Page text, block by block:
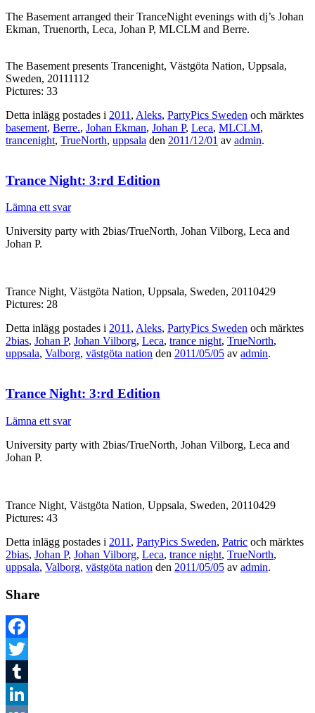
The Basement arranged their TranceNight evenings with dj’s Johan
Ekman, Truenorth, Leca, Johan P, MLCLM and Berre.
The Basement presents Trancenight, Västgöta Nation, Uppsala,
Sweden, 20111112
Pictures: 33
Detta inlägg postades i 2011 , Aleks, PartyPics Sweden och märktes
basement, Berre., Johan Ekman, Johan P, Leca, MLCLM,
trancenight, TrueNorth, uppsala den 2011/12/01 av admin.
Trance Night: 3:rd Edition
Lämna ett svar
University party with 2bias/TrueNorth, Johan Vilborg, Leca and
Johan P.
Trance Night, Västgöta Nation, Uppsala, Sweden, 20110429
Pictures: 28
Detta inlägg postades i 2011, Aleks, PartyPics Sweden och märktes
2bias, Johan P, Johan Vilborg, Leca, trance night, TrueNorth,
uppsala, Valborg, västgöta nation den 2011/05/05 av admin.
Trance Night: 3:rd Edition
Lämna ett svar
University party with 2bias/TrueNorth, Johan Vilborg, Leca and
Johan P.
Trance Night, Västgöta Nation, Uppsala, Sweden, 20110429
Pictures: 43
Detta inlägg postades i 2011 , PartyPics Sweden, Patric och märktes
2bias, Johan P, Johan Vilborg, Leca, trance night, TrueNorth,
uppsala, Valborg, västgöta nation den 2011/05/05 av admin.
Share
Facebook
Twitter
Tumblr